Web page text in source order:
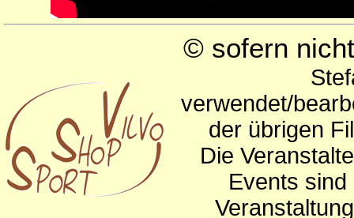
© sofern
verwendet/
der übrigen
Die
Events